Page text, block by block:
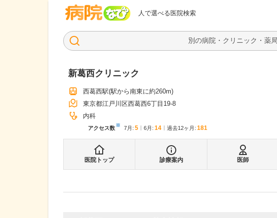
人で選べる医院検索
病院なび
新葛西クリニック
西葛西駅(駅から南東に約260m)
東京都江戸川区西葛西6丁目19-8
内科
アクセス数※ 7月 : 5 6月 : 14 過去12ヶ月: 181
医院トップ 診療案内 医師